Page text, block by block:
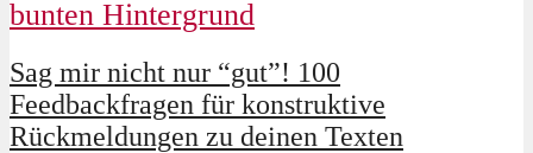
Sag mir nicht nur “gut”! 100
Feedbackfragen für konstruktive
Rückmeldungen zu deinen Texten